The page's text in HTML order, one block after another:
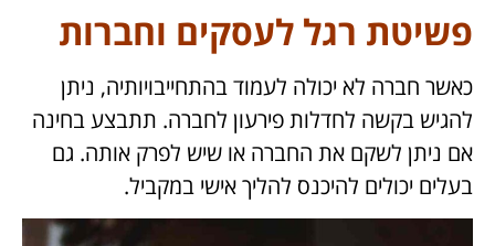
פשיטת רגל לעסקים וחברות
כאשר חברה לא יכולה לעמוד בהתחייבויותיה, ניתן
להגיש בקשה לחדלות פירעון לחברה. תתבצע בחינה
אם ניתן לשקם את החברה או שיש לפרק אותה. גם
בעלים יכולים להיכנס להליך אישי במקביל.